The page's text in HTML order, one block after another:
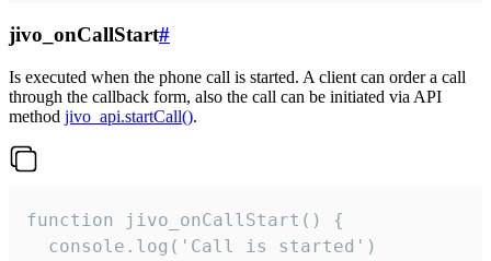
jivo_onCallStart#
Is executed when the phone call is started. A client can order a call
through the callback form, also the call can be initiated via API
method jivo_api.startCall().
function jivo_onCallStart() {
  console.log('Call is started')